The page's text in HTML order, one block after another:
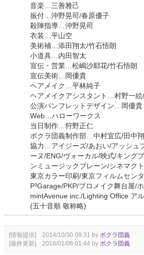
音楽…三善雅己
振付…沖野晃司/春原優子
殺陣指導…沖野晃司
衣装…平山空
美術補…添田翔太/竹石悟朗
小道具…内田智太
宣伝・営業…松嶋沙耶花/竹石悟朗
宣伝美術…岡優貴
ヘアメイク…平林純子
ヘアメイクアシスタント…村野一
公演パンフレットデザイン…岡優貴
Web…ハローワークス
当日制作…狩野正仁
ボクラ団義制作部…中村宜広/田中
協力…アイジーズ/あおい/アッシュ
ーヌ/ENG/ヴォーカル/映式/キング
ンミュージックブレーン/シネマク
東京カラー印刷/東京フィルムセン
P³Garage/PKP/プロメイク舞台屋/
mintAvenue inc./Lighting Office ア
(五十音順 敬称略)
[情報提供] 2014/10/30 09:31 by ボクラ団義
[最終更新] 2016/01/06 01:44 by ボクラ団義